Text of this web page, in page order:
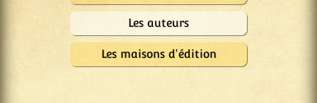
Les auteurs
Les maisons d'édition